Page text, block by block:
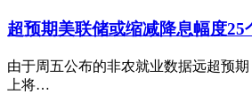
超预期美联储或缩减降息幅度25
由于周五公布的非农就业数据远超预
上将…